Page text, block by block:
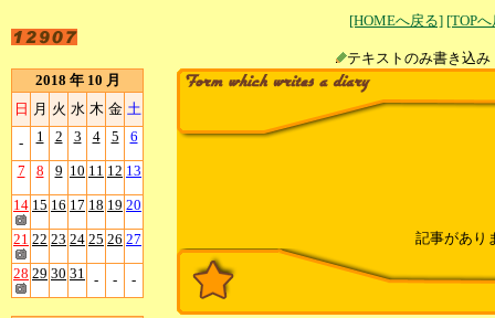
[HOMEへ戻る] [TOP
テキストのみ書
2018 年 10 月
日 月 火 水 木 金 土
- 1 2 3 4 5 6
7 8 9 10 11 12 13
14 15 16 17 18 19 20
21 22 23 24 25 26 27
28 29 30 31 - - -
記事があり